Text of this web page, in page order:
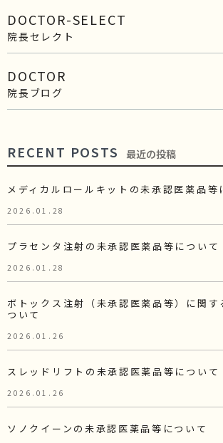
DOCTOR-SELECT
院長セレクト
DOCTOR
院長ブログ
RECENT POSTS 最近の投稿
メディカルロールキットの未承認医薬品等
2026.01.28
プラセンタ注射の未承認医薬品等について
2026.01.28
ボトックス注射（未承認医薬品等）に関す
ついて
2026.01.26
スレッドリフトの未承認医薬品等について
2026.01.26
ソノクイーンの未承認医薬品等について